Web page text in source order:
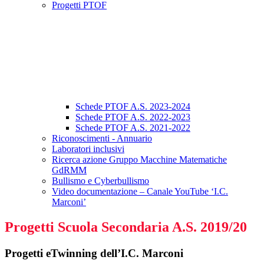
Progetti PTOF
Schede PTOF A.S. 2023-2024
Schede PTOF A.S. 2022-2023
Schede PTOF A.S. 2021-2022
Riconoscimenti - Annuario
Laboratori inclusivi
Ricerca azione Gruppo Macchine Matematiche
GdRMM
Bullismo e Cyberbullismo
Video documentazione – Canale YouTube ‘I.C.
Marconi’
Progetti Scuola Secondaria A.S. 2019/20
Progetti eTwinning dell’I.C. Marconi